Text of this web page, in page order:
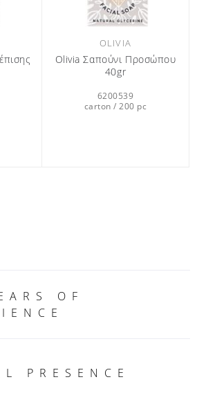
OLIVIA
Olivia Σαπούνι Προσώπου
40gr
6200539
carton / 200 pc
OF
PRESENCE